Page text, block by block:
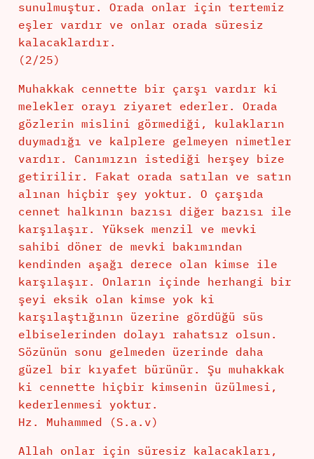
sunulmuştur. Orada onlar için tertemiz
eşler vardır ve onlar orada süresiz
kalacaklardır.
(2/25)
Muhakkak cennette bir çarşı vardır ki
melekler orayı ziyaret ederler. Orada
gözlerin mislini görmediği, kulakların
duymadığı ve kalplere gelmeyen nimetler
vardır. Canımızın istediği herşey bize
getirilir. Fakat orada satılan ve satın
alınan hiçbir şey yoktur. O çarşıda
cennet halkının bazısı diğer bazısı ile
karşılaşır. Yüksek menzil ve mevki
sahibi döner de mevki bakımından
kendinden aşağı derece olan kimse ile
karşılaşır. Onların içinde herhangi bir
şeyi eksik olan kimse yok ki
karşılaştığının üzerine gördüğü süs
elbiselerinden dolayı rahatsız olsun.
Sözünün sonu gelmeden üzerinde daha
güzel bir kıyafet bürünür. Şu muhakkak
ki cennette hiçbir kimsenin üzülmesi,
kederlenmesi yoktur.
Hz. Muhammed (S.a.v)
Allah onlar için süresiz kalacakları,